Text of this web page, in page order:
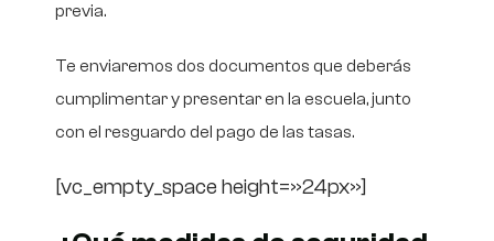
previa.
Te enviaremos dos documentos que deberás
cumplimentar y presentar en la escuela, junto
con el resguardo del pago de las tasas.
[vc_empty_space height=»24px»]